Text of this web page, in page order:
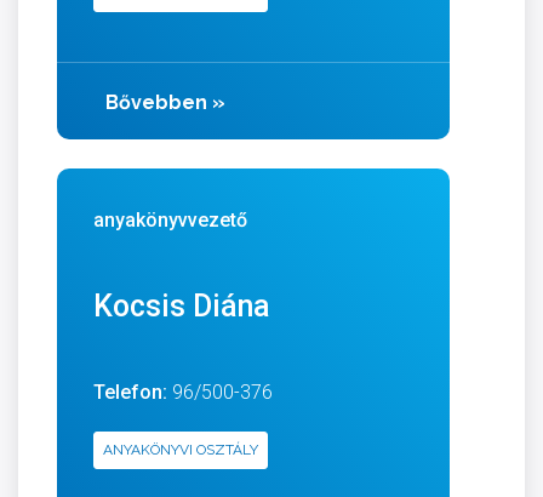
Bővebben »
anyakönyvvezető
Kocsis Diána
Telefon: 96/500-376
ANYAKÖNYVI OSZTÁLY